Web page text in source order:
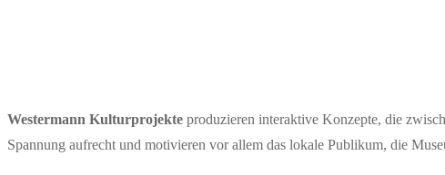
Westermann Kulturprojekte produzieren interaktive Konzepte, die
Spannung aufrecht und motivieren vor allem das lokale Publikum, die